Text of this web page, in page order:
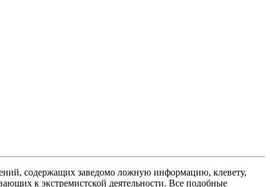
содержащих заведомо ложную информацию, клевету,
к экстремистской деятельности. Все подобные